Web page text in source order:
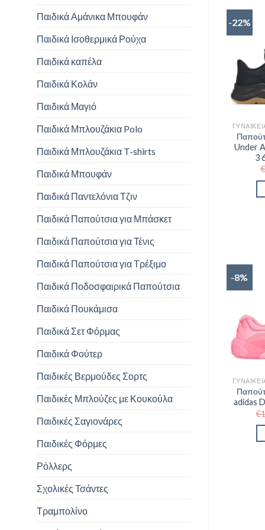
Παιδικά Αμάνικα Μπουφάν
Παιδικά Ισοθερμικά Ρούχα
Παιδικά καπέλα
Παιδικά Κολάν
Παιδικά Μαγιό
Παιδικά Μπλουζάκια Polo
Παιδικά Μπλουζάκια T-shirts
Παιδικά Μπουφάν
Παιδικά Παντελόνια Τζιν
Παιδικά Παπούτσια για Μπάσκετ
Παιδικά Παπούτσια για Τένις
Παιδικά Παπούτσια για Τρέξιμο
Παιδικά Ποδοσφαιρικά Παπούτσια
Παιδικά Πουκάμισα
Παιδικά Σετ Φόρμας
Παιδικά Φούτερ
Παιδικές Βερμούδες Σορτς
Παιδικές Μπλούζες με Κουκούλα
Παιδικές Σαγιονάρες
Παιδικές Φόρμες
Ρόλλερς
Σχολικές Τσάντες
Τραμπολίνο
-22%
Under
3
-8%
adidas
€